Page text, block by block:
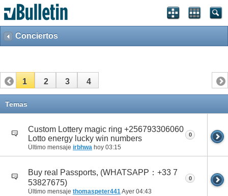
Conciertos
1 2 3 4
Temas
Custom Lottery magic ring +256793306060
Lotto energy lucky win numbers
Último mensaje irbhwa hoy 03:15
0
Buy real Passports, (WHATSAPP：+33 7
53827675)
Último mensaje thomaspeter441Ayer 04:43
0